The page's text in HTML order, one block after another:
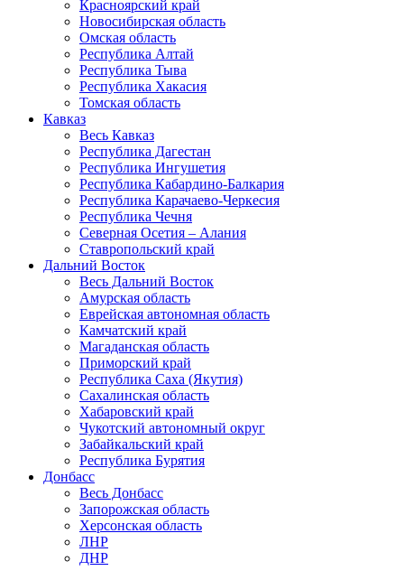
Красноярский край
Новосибирская область
Омская область
Республика Алтай
Республика Тыва
Республика Хакасия
Томская область
Кавказ
Весь Кавказ
Республика Дагестан
Республика Ингушетия
Республика Кабардино-Балкария
Республика Карачаево-Черкесия
Республика Чечня
Северная Осетия – Алания
Ставропольский край
Дальний Восток
Весь Дальний Восток
Амурская область
Еврейская автономная область
Камчатский край
Магаданская область
Приморский край
Республика Саха (Якутия)
Сахалинская область
Хабаровский край
Чукотский автономный округ
Забайкальский край
Республика Бурятия
Донбасс
Весь Донбасс
Запорожская область
Херсонская область
ЛНР
ДНР